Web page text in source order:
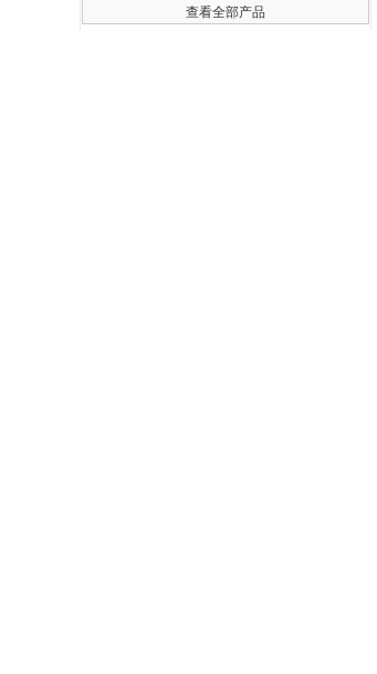
查看全部产品